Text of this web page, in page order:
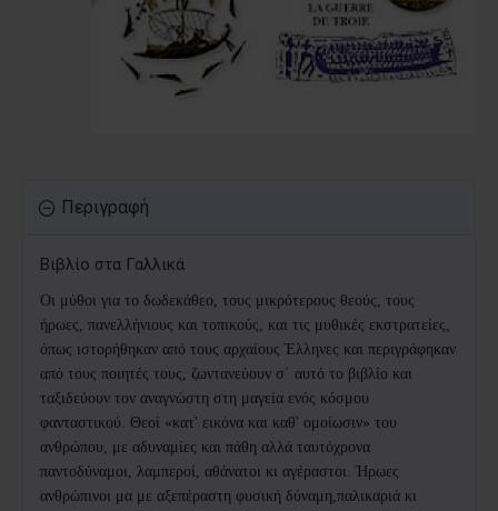
Περιγραφή
Βιβλίο στα Γαλλικά
Οι μύθοι για το δωδεκάθεο, τους μικρότερους θεούς, τους
ήρωες, πανελλήνιους και τοπικούς, και τις μυθικές εκστρατείες,
όπως ιστορήθηκαν από τους αρχαίους Έλληνες και περιγράφηκαν
από τους ποιητές τους, ζωντανεύουν σ΄ αυτό το βιβλίο και
ταξιδεύουν τον αναγνώστη στη μαγεία ενός κόσμου
φανταστικού. Θεοί «κατ' εικόνα και καθ' ομοίωσιν» του
ανθρώπου, με αδυναμίες και πάθη αλλά ταυτόχρονα
παντοδύναμοι, λαμπεροί, αθάνατοι κι αγέραστοι. Ήρωες
ανθρώπινοι μα με αξεπέραστη φυσική δύναμη,παλικαριά κι